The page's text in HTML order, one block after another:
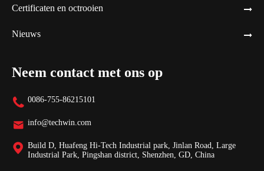
Certificaten en octrooien
Nieuws
Neem contact met ons op
 0086-755-86215101
 info@techwin.com
 Build D, Huafeng Hi-Tech Industrial park, Jinlan Road, Large
Industrial Park, Pingshan district, Shenzhen, GD, China